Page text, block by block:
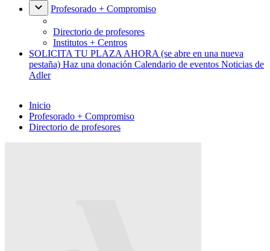
Profesorado + Compromiso
Directorio de profesores
Institutos + Centros
SOLICITA TU PLAZA AHORA (se abre en una nueva
pestaña) Haz una donación Calendario de eventos Noticias de
Adler
Inicio
Profesorado + Compromiso
Directorio de profesores